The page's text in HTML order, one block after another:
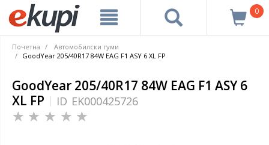
0
Почетна
Автомобилски гуми
GoodYear 205/40R17 84W EAG F1 ASY 6 XL FP
GoodYear 205/40R17 84W EAG F1 ASY 6
XL FP
ID EK000425726